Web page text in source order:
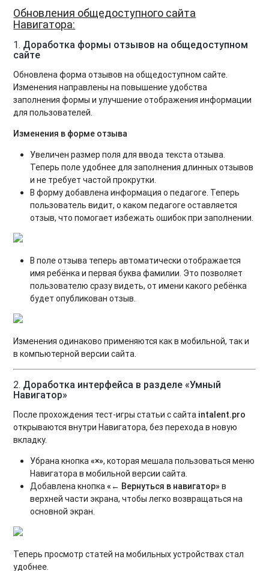
Обновления общедоступного сайта
Навигатора:
1. Доработка формы отзывов на общедоступном
сайте
Обновлена форма отзывов на общедоступном сайте.
Изменения направлены на повышение удобства
заполнения формы и улучшение отображения информации
для пользователей.
Изменения в форме отзыва
Увеличен размер поля для ввода текста отзыва.
Теперь поле удобнее для заполнения длинных отзывов
и не требует частой прокрутки.
В форму добавлена информация о педагоге. Теперь
пользователь видит, о каком педагоге оставляется
отзыв, что помогает избежать ошибок при заполнении.
В поле отзыва теперь автоматически отображается
имя ребёнка и первая буква фамилии. Это позволяет
пользователю сразу видеть, от имени какого ребёнка
будет опубликован отзыв.
Изменения одинаково применяются как в мобильной, так и
в компьютерной версии сайта.
2. Доработка интерфейса в разделе «Умный
Навигатор»
После прохождения тест-игры статьи с сайта intalent.pro
открываются внутри Навигатора, без перехода в новую
вкладку.
Убрана кнопка«×», которая мешала пользоваться меню
Навигатора в мобильной версии сайта.
Добавлена кнопка«← Вернуться в навигатор» в
верхней части экрана, чтобы легко возвращаться на
основной экран.
Теперь просмотр статей на мобильных устройствах стал
удобнее.